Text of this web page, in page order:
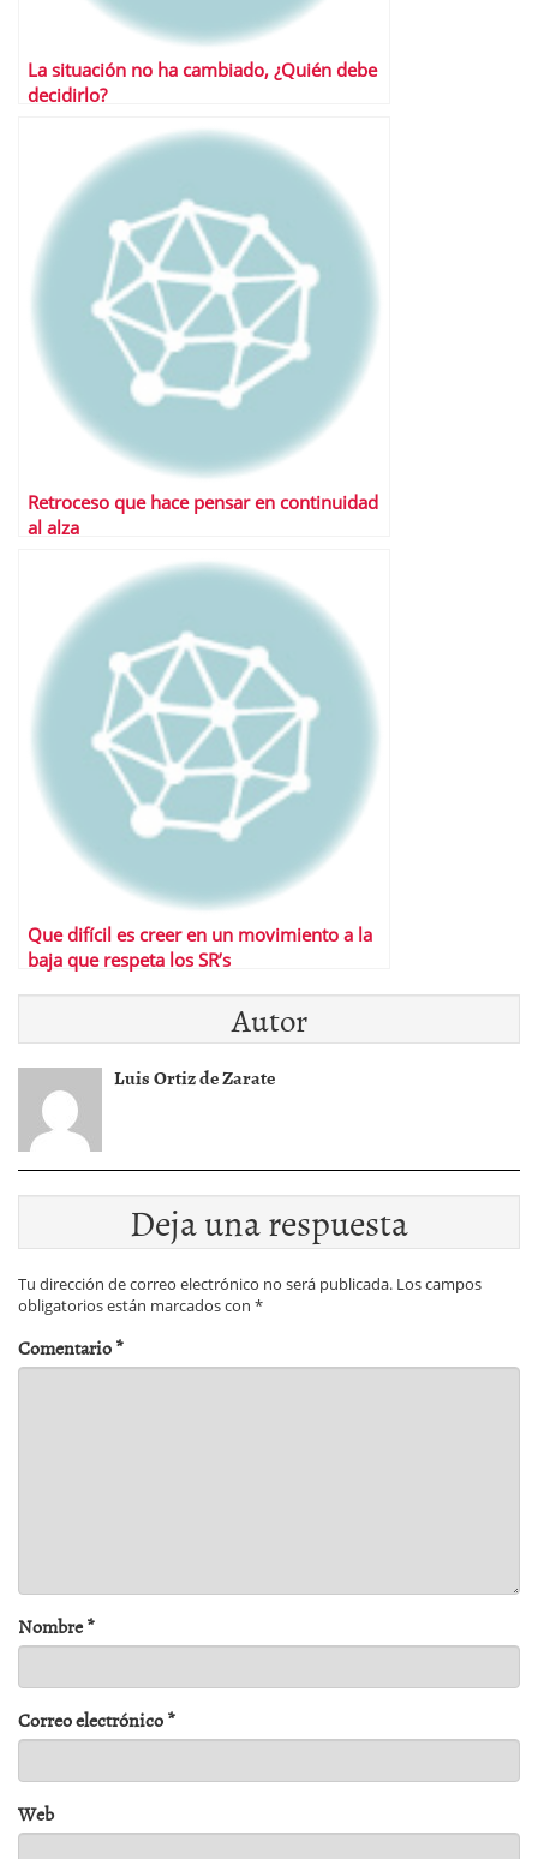
La situación no ha cambiado, ¿Quién debe
decidirlo?
Retroceso que hace pensar en continuidad
al alza
Que difícil es creer en un movimiento a la
baja que respeta los SR’s
Autor
Luis Ortiz de Zarate
Deja una respuesta
Tu dirección de correo electrónico no será publicada. Los campos
obligatorios están marcados con *
Comentario*
Nombre*
Correo electrónico*
Web